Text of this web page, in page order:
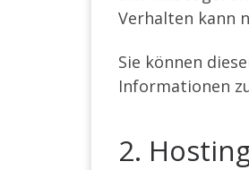
Verhalten kann
Sie können
Informationen
2.